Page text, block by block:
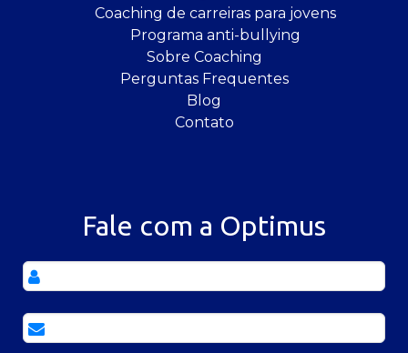
Coaching de carreiras para jovens
Programa anti-bullying
Sobre Coaching
Perguntas Frequentes
Blog
Contato
Fale com a Optimus